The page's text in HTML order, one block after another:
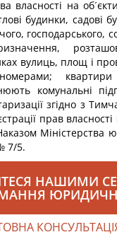
власності на
будинки, садові
господарського,
вулиць, площ і
квартири
комунальні
згідно з
прав
Міністерства
7/5.
НАШИМИ